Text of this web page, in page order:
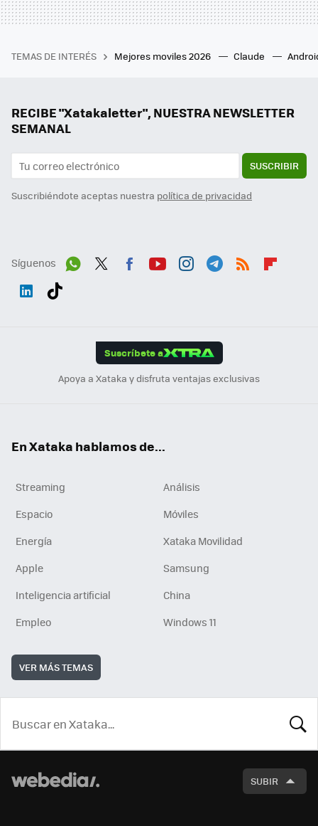
TEMAS DE INTERÉS Mejores moviles 2026 Claude
RECIBE "Xatakaletter", NUESTRA NEWSLETTER
SEMANAL
SUSCRIBIR
Suscribiéndote aceptas nuestra política de privacidad
Síguenos
Suscríbete a
Apoya a Xataka y disfruta ventajas exclusivas
En Xataka hablamos de...
Streaming
Análisis
Espacio
Móviles
Energía
Xataka Movilidad
Apple
Samsung
Inteligencia artificial
China
Empleo
Windows 11
VER MÁS TEMAS
SUBIR